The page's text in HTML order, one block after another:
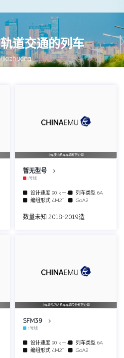
道交通的列车
中车唐山机车车辆有限公司
暂无型号
1号线
设计速度 90 km/h 列车类型 6A
编组形式 4M2T GoA2
数量未知 2018-2019造
中车青岛四方机车车辆股份有限公司
SFM39
3号线
设计速度 90 km/h 列车类型 6A
编组形式 4M2T GoA2